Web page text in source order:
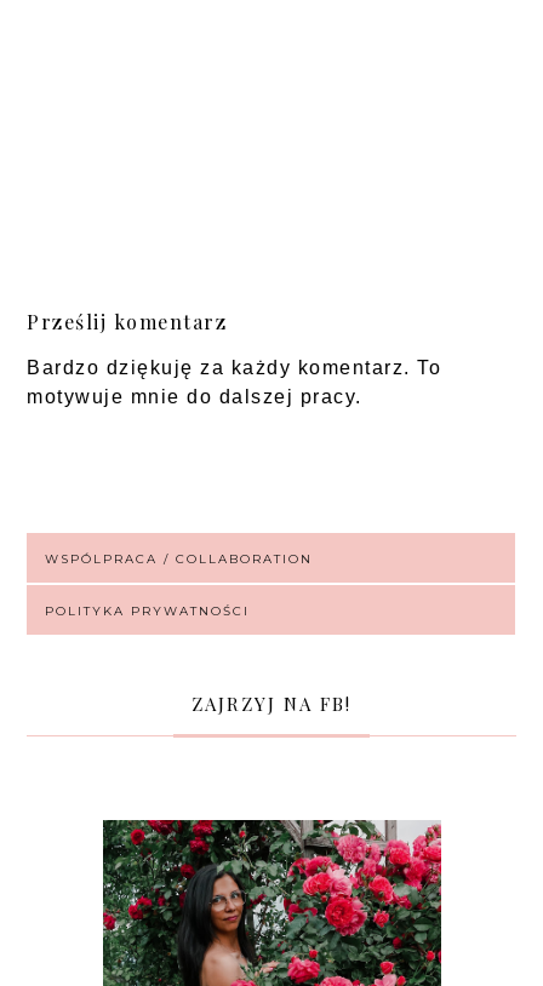
Prześlij komentarz
Bardzo dziękuję za każdy komentarz. To
motywuje mnie do dalszej pracy.
WSPÓLPRACA / COLLABORATION
POLITYKA PRYWATNOŚCI
ZAJRZYJ NA FB!